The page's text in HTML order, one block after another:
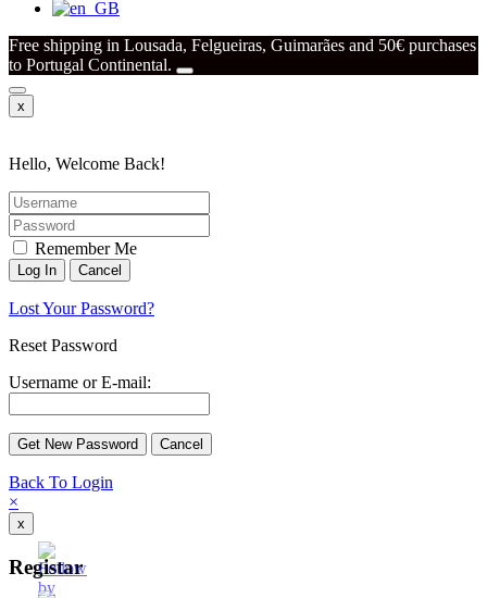
Free shipping in Lousada, Felgueiras, Guimarães and 50€ purchases
to Portugal Continental.
x
Hello, Welcome Back!
Remember Me
Lost Your Password?
Reset Password
Username or E-mail:
Back To Login
×
x
Registar